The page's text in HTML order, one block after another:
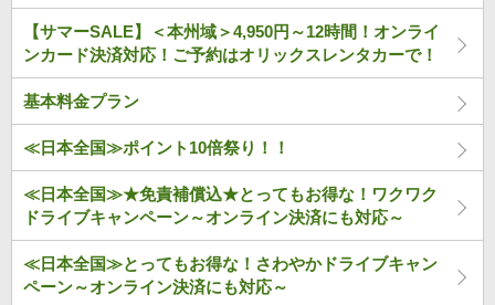
【サマーSALE】＜本州域＞4,950円～12時間！オンライ
ンカード決済対応！ご予約はオリックスレンタカーで！
基本料金プラン
≪日本全国≫ポイント10倍祭り！！
≪日本全国≫★免責補償込★とってもお得な！ワクワク
ドライブキャンペーン～オンライン決済にも対応～
≪日本全国≫とってもお得な！さわやかドライブキャン
ペーン～オンライン決済にも対応～